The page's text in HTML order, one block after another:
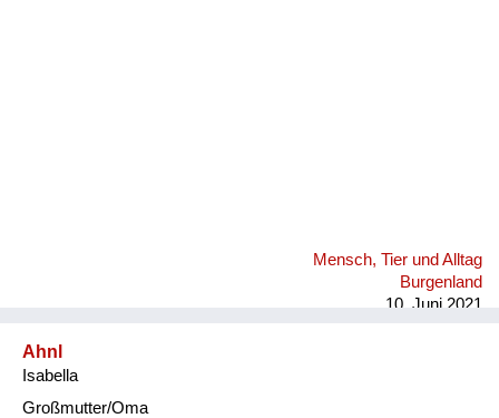
Mensch, Tier und Alltag
Burgenland
10. Juni 2021
Ahnl
Isabella
Großmutter/Oma